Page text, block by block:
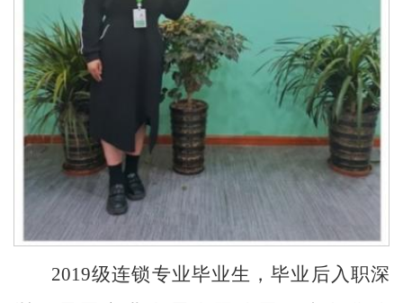
2019级连锁专业毕业生，毕业后入职深